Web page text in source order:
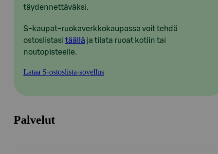
täydennettäväksi.
S-kaupat-ruokaverkkokaupassa voit tehdä
ostoslistasi täällä ja tilata ruoat kotiin tai
noutopisteelle.
Lataa S-ostoslista-sovellus
Palvelut